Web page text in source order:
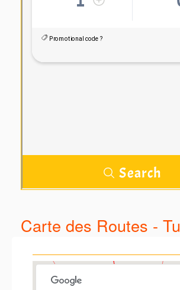
Carte des Routes -